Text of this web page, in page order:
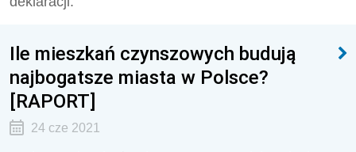
Ile mieszkań czynszowych budują
najbogatsze miasta w Polsce?
[RAPORT]
24 cze 2021